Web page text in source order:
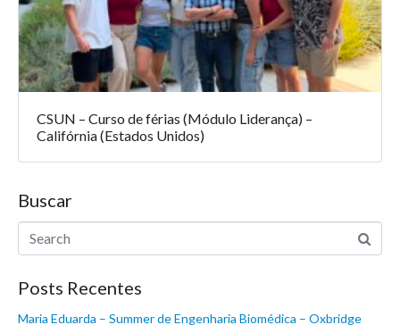
CSUN – Curso de férias (Módulo Liderança) –
Califórnia (Estados Unidos)
Buscar
Posts Recentes
Maria Eduarda – Summer de Engenharia Biomédica – Oxbridge